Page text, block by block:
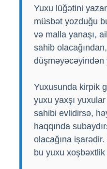
Yuxu lüğətini
müsbət yozduğu
və malla yanaşı,
sahib
düşməyəcəyindən
Yuxusunda kirpik
yuxu yaxşı yuxular
sahibi evlidirsə,
haqqında
olacağına
bu yuxu